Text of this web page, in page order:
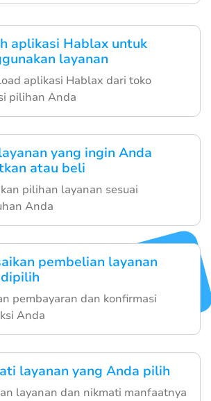
aplikasi Hablax untuk
layanan
aplikasi Hablax dari toko
pilihan Anda
yang ingin Anda
atau beli
pilihan layanan sesuai
Anda
pembelian layanan
pembayaran dan konfirmasi
Anda
layanan yang Anda pilih
layanan dan nikmati manfaatnya